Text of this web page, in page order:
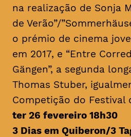
na realização de Sonja
de Verão”/
o prémio de cinema
em 2017, e “Entre
Gängen”, a segunda
Thomas Stuber,
Competição do Festival
ter 26 fevereiro 18h30
3 Dias em Quiberon/3